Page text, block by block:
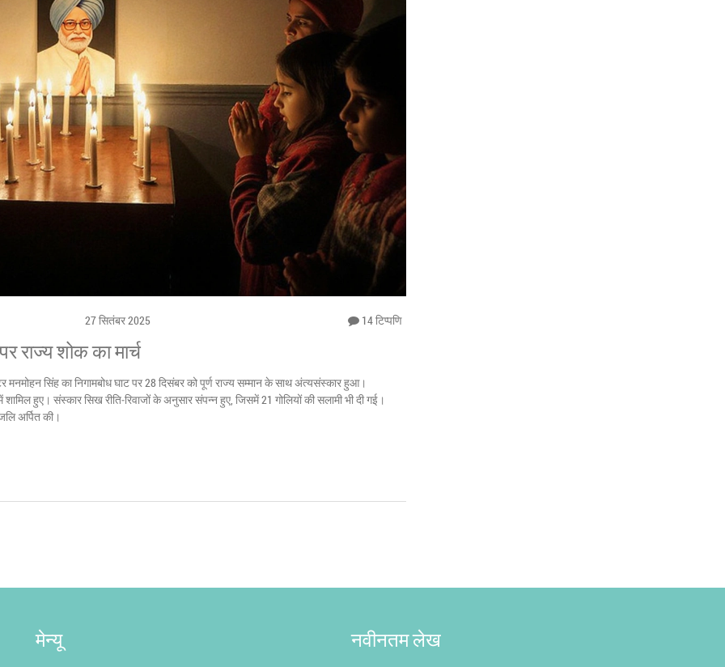
27 सितंबर 2025 14 टिप्पणि
राज्य शोक का मार्च
मनमोहन सिंह का निगामबोध घाट पर 28 दिसंबर को पूर्ण राज्य सम्मान के साथ अंत्यसंस्कार हुआ।
हुए। संस्कार सिख रीति‑रिवाजों के अनुसार संपन्न हुए, जिसमें 21 गोलियों की सलामी भी दी गई।
अर्पित की।
मेन्यू नवीनतम लेख